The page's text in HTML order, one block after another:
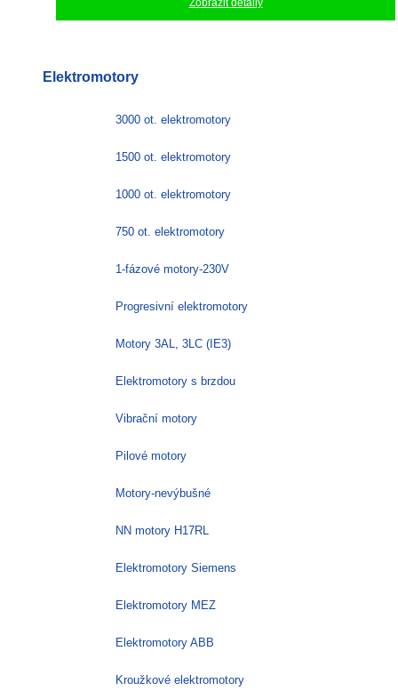
Zobrazit detaily
Elektromotory
3000 ot. elektromotory
1500 ot. elektromotory
1000 ot. elektromotory
750 ot. elektromotory
1-fázové motory-230V
Progresivní elektromotory
Motory 3AL, 3LC (IE3)
Elektromotory s brzdou
Vibrační motory
Pilové motory
Motory-nevýbušné
NN motory H17RL
Elektromotory Siemens
Elektromotory MEZ
Elektromotory ABB
Kroužkové elektromotory